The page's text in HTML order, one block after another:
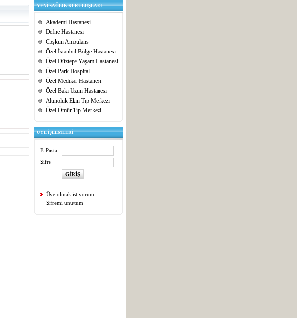
YENİ SAĞLIK KURULUŞLARI
Akademi Hastanesi
Defne Hastanesi
Coşkun Ambulans
Özel İstanbul Bölge Hastanesi
Özel Düztepe Yaşam Hastanesi
Özel Park Hospital
Özel Medikar Hastanesi
Özel Baki Uzun Hastanesi
Altınoluk Ekin Tıp Merkezi
Özel Ömür Tıp Merkezi
ÜYE İŞLEMLERİ
E-Posta
Şifre
Üye olmak istiyorum
Şifremi unuttum